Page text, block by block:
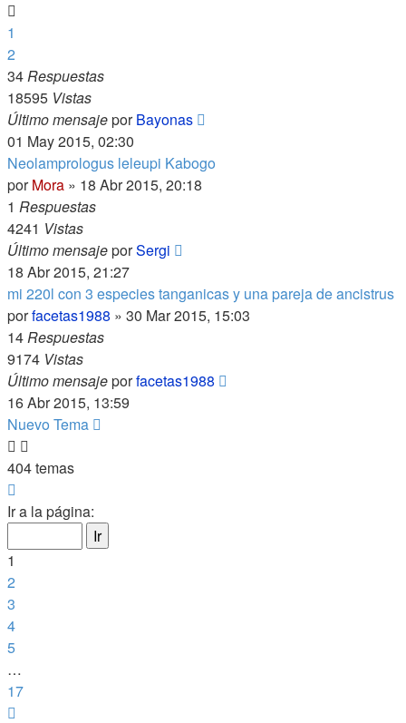
1
2
34Respuestas
18595 Vistas
Último mensajeporBayonas
01 May 2015, 02:30
Neolamprologus leleupi Kabogo
porMora » 18 Abr 2015, 20:18
1 Respuestas
4241 Vistas
Último mensajeporSergi
18 Abr 2015, 21:27
mi 220l con 3 especies tanganicas y una pareja de ancistrus
porfacetas1988 » 30 Mar 2015, 15:03
14Respuestas
9174 Vistas
Último mensajeporfacetas1988
16 Abr 2015, 13:59
Nuevo Tema
404 temas
1
17
Ir a la página:
1
2
3
4
5
…
17